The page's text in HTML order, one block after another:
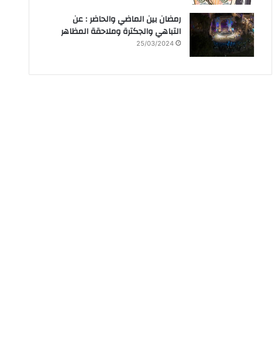
رمضان بين الماضي والحاضر : عن
التباهي والجكترة وملاحقة المظاهر
25/03/2024